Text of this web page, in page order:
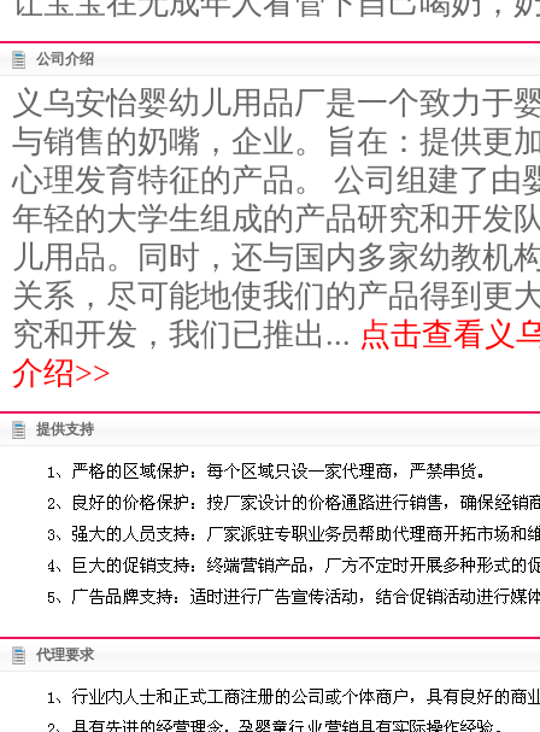
公司介绍
义乌安怡婴幼儿用品厂是一个致力于
与销售的奶嘴，企业。旨在：提供更
心理发育特征的产品。 公司组建了由
年轻的大学生组成的产品研究和开发
儿用品。同时，还与国内多家幼教机
关系，尽可能地使我们的产品得到更
究和开发，我们已推出... 点击查看义
介绍>>
提供支持
代理要求